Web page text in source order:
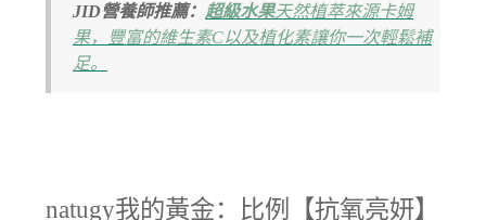
JID營養師推薦： 超級水果天然植萃來源卡姆
果，豐富的維生素C以及植化素讓你一次輕鬆補
足。
natugy我的黃金：比例【抗氧亮妍】